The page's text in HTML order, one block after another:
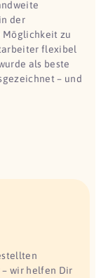
der
Möglichkeit zu
flexibel
als beste
– und
wir helfen Dir